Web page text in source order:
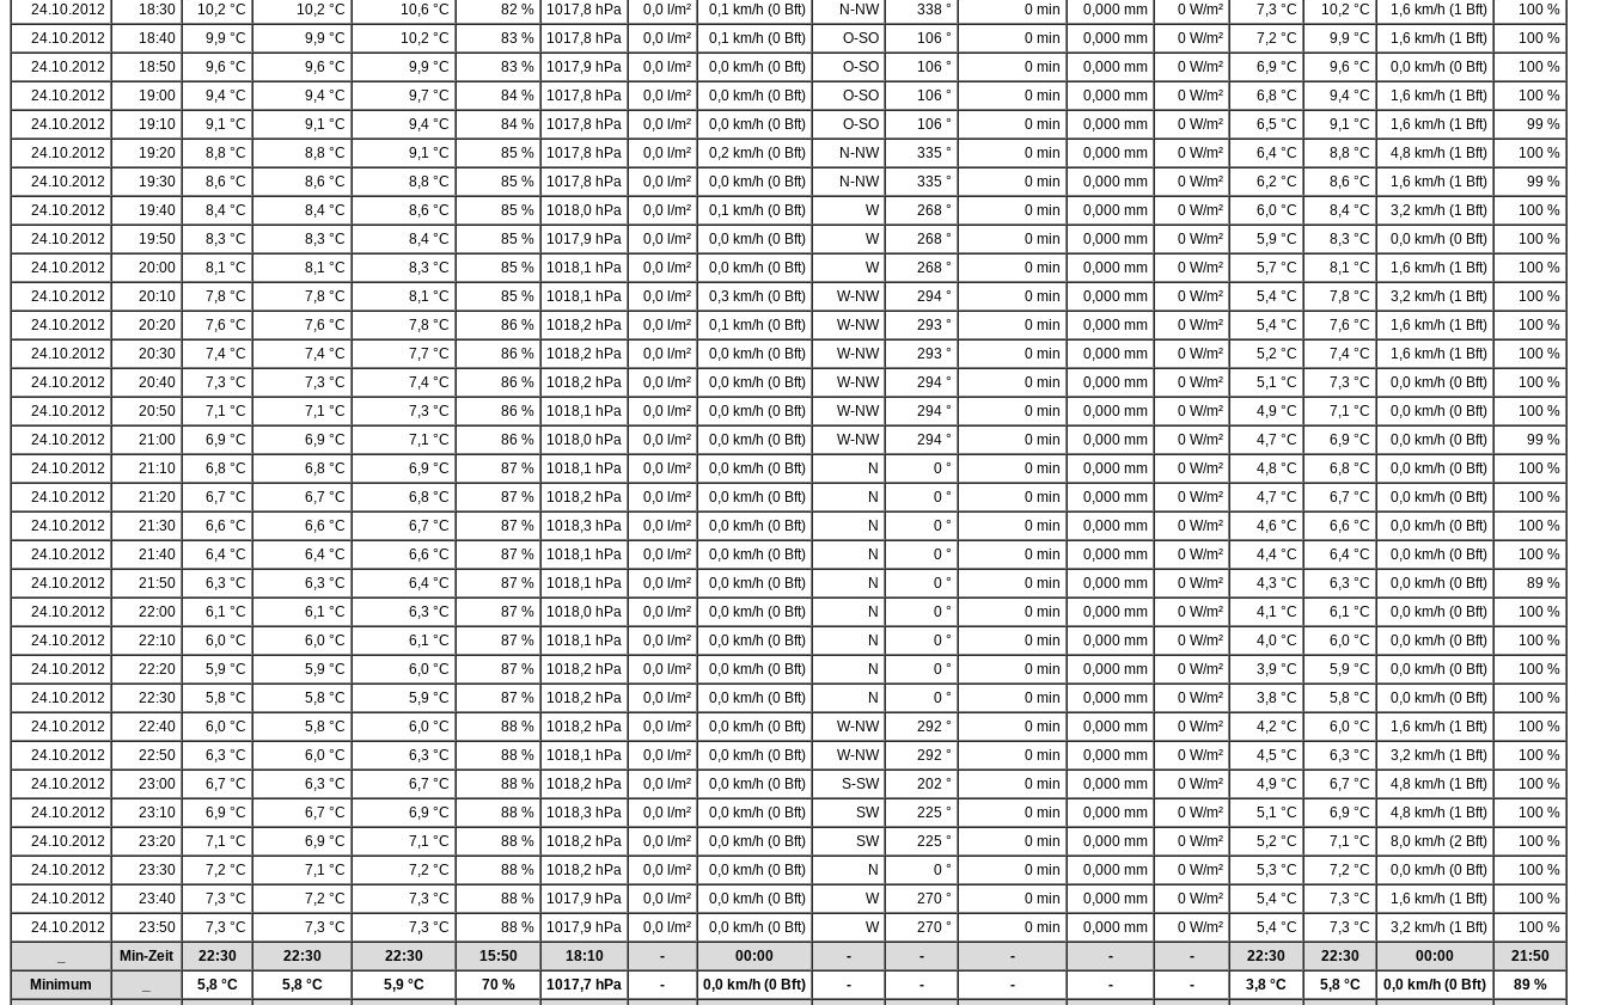
24.10.2012
18:30 10,2 °C 10,2 °C 10,6 °C 82 % 1017,8 hPa 0,0 l/m² 0,1 km/h (0 Bft) N-NW 338 ° 0 min 0,000 mm 0 W/m² 7,3 °C 10,2 °C 1,6 km/h (1 Bft)
100 %
24.10.2012
18:40 9,9 °C 9,9 °C 10,2 °C 83 % 1017,8 hPa 0,0 l/m² 0,1 km/h (0 Bft) O-SO 106 ° 0 min 0,000 mm 0 W/m² 7,2 °C 9,9 °C 1,6 km/h (1 Bft)
100 %
24.10.2012
18:50 9,6 °C 9,6 °C 9,9 °C 83 % 1017,9 hPa 0,0 l/m² 0,0 km/h (0 Bft) O-SO 106 ° 0 min 0,000 mm 0 W/m² 6,9 °C 9,6 °C 0,0 km/h (0 Bft)
100 %
24.10.2012
19:00 9,4 °C 9,4 °C 9,7 °C 84 % 1017,8 hPa 0,0 l/m² 0,0 km/h (0 Bft) O-SO 106 ° 0 min 0,000 mm 0 W/m² 6,8 °C 9,4 °C 1,6 km/h (1 Bft)
100 %
24.10.2012
19:10 9,1 °C 9,1 °C 9,4 °C 84 % 1017,8 hPa 0,0 l/m² 0,0 km/h (0 Bft) O-SO 106 ° 0 min 0,000 mm 0 W/m² 6,5 °C 9,1 °C 1,6 km/h (1 Bft)
99 %
24.10.2012
19:20 8,8 °C 8,8 °C 9,1 °C 85 % 1017,8 hPa 0,0 l/m² 0,2 km/h (0 Bft) N-NW 335 ° 0 min 0,000 mm 0 W/m² 6,4 °C 8,8 °C 4,8 km/h (1 Bft)
100 %
24.10.2012
19:30 8,6 °C 8,6 °C 8,8 °C 85 % 1017,8 hPa 0,0 l/m² 0,0 km/h (0 Bft) N-NW 335 ° 0 min 0,000 mm 0 W/m² 6,2 °C 8,6 °C 1,6 km/h (1 Bft)
99 %
24.10.2012
19:40 8,4 °C 8,4 °C 8,6 °C 85 % 1018,0 hPa 0,0 l/m² 0,1 km/h (0 Bft) W 268 ° 0 min 0,000 mm 0 W/m² 6,0 °C 8,4 °C 3,2 km/h (1 Bft)
100 %
24.10.2012
19:50 8,3 °C 8,3 °C 8,4 °C 85 % 1017,9 hPa 0,0 l/m² 0,0 km/h (0 Bft) W 268 ° 0 min 0,000 mm 0 W/m² 5,9 °C 8,3 °C 0,0 km/h (0 Bft)
100 %
24.10.2012
20:00 8,1 °C 8,1 °C 8,3 °C 85 % 1018,1 hPa 0,0 l/m² 0,0 km/h (0 Bft) W 268 ° 0 min 0,000 mm 0 W/m² 5,7 °C 8,1 °C 1,6 km/h (1 Bft)
100 %
24.10.2012
20:10 7,8 °C 7,8 °C 8,1 °C 85 % 1018,1 hPa 0,0 l/m² 0,3 km/h (0 Bft) W-NW 294 ° 0 min 0,000 mm 0 W/m² 5,4 °C 7,8 °C 3,2 km/h (1 Bft)
100 %
24.10.2012
20:20 7,6 °C 7,6 °C 7,8 °C 86 % 1018,2 hPa 0,0 l/m² 0,1 km/h (0 Bft) W-NW 293 ° 0 min 0,000 mm 0 W/m² 5,4 °C 7,6 °C 1,6 km/h (1 Bft)
100 %
24.10.2012
20:30 7,4 °C 7,4 °C 7,7 °C 86 % 1018,2 hPa 0,0 l/m² 0,0 km/h (0 Bft) W-NW 293 ° 0 min 0,000 mm 0 W/m² 5,2 °C 7,4 °C 1,6 km/h (1 Bft)
100 %
24.10.2012
20:40 7,3 °C 7,3 °C 7,4 °C 86 % 1018,2 hPa 0,0 l/m² 0,0 km/h (0 Bft) W-NW 294 ° 0 min 0,000 mm 0 W/m² 5,1 °C 7,3 °C 0,0 km/h (0 Bft)
100 %
24.10.2012
20:50 7,1 °C 7,1 °C 7,3 °C 86 % 1018,1 hPa 0,0 l/m² 0,0 km/h (0 Bft) W-NW 294 ° 0 min 0,000 mm 0 W/m² 4,9 °C 7,1 °C 0,0 km/h (0 Bft)
100 %
24.10.2012
21:00 6,9 °C 6,9 °C 7,1 °C 86 % 1018,0 hPa 0,0 l/m² 0,0 km/h (0 Bft) W-NW 294 ° 0 min 0,000 mm 0 W/m² 4,7 °C 6,9 °C 0,0 km/h (0 Bft)
99 %
24.10.2012
21:10 6,8 °C 6,8 °C 6,9 °C 87 % 1018,1 hPa 0,0 l/m² 0,0 km/h (0 Bft) N 0 ° 0 min 0,000 mm 0 W/m² 4,8 °C 6,8 °C 0,0 km/h (0 Bft)
100 %
24.10.2012
21:20 6,7 °C 6,7 °C 6,8 °C 87 % 1018,2 hPa 0,0 l/m² 0,0 km/h (0 Bft) N 0 ° 0 min 0,000 mm 0 W/m² 4,7 °C 6,7 °C 0,0 km/h (0 Bft)
100 %
24.10.2012
21:30 6,6 °C 6,6 °C 6,7 °C 87 % 1018,3 hPa 0,0 l/m² 0,0 km/h (0 Bft) N 0 ° 0 min 0,000 mm 0 W/m² 4,6 °C 6,6 °C 0,0 km/h (0 Bft)
100 %
24.10.2012
21:40 6,4 °C 6,4 °C 6,6 °C 87 % 1018,1 hPa 0,0 l/m² 0,0 km/h (0 Bft) N 0 ° 0 min 0,000 mm 0 W/m² 4,4 °C 6,4 °C 0,0 km/h (0 Bft)
100 %
24.10.2012
21:50 6,3 °C 6,3 °C 6,4 °C 87 % 1018,1 hPa 0,0 l/m² 0,0 km/h (0 Bft) N 0 ° 0 min 0,000 mm 0 W/m² 4,3 °C 6,3 °C 0,0 km/h (0 Bft)
89 %
24.10.2012
22:00 6,1 °C 6,1 °C 6,3 °C 87 % 1018,0 hPa 0,0 l/m² 0,0 km/h (0 Bft) N 0 ° 0 min 0,000 mm 0 W/m² 4,1 °C 6,1 °C 0,0 km/h (0 Bft)
100 %
24.10.2012
22:10 6,0 °C 6,0 °C 6,1 °C 87 % 1018,1 hPa 0,0 l/m² 0,0 km/h (0 Bft) N 0 ° 0 min 0,000 mm 0 W/m² 4,0 °C 6,0 °C 0,0 km/h (0 Bft)
100 %
24.10.2012
22:20 5,9 °C 5,9 °C 6,0 °C 87 % 1018,2 hPa 0,0 l/m² 0,0 km/h (0 Bft) N 0 ° 0 min 0,000 mm 0 W/m² 3,9 °C 5,9 °C 0,0 km/h (0 Bft)
100 %
24.10.2012
22:30 5,8 °C 5,8 °C 5,9 °C 87 % 1018,2 hPa 0,0 l/m² 0,0 km/h (0 Bft) N 0 ° 0 min 0,000 mm 0 W/m² 3,8 °C 5,8 °C 0,0 km/h (0 Bft)
100 %
24.10.2012
22:40 6,0 °C 5,8 °C 6,0 °C 88 % 1018,2 hPa 0,0 l/m² 0,0 km/h (0 Bft) W-NW 292 ° 0 min 0,000 mm 0 W/m² 4,2 °C 6,0 °C 1,6 km/h (1 Bft)
100 %
24.10.2012
22:50 6,3 °C 6,0 °C 6,3 °C 88 % 1018,1 hPa 0,0 l/m² 0,0 km/h (0 Bft) W-NW 292 ° 0 min 0,000 mm 0 W/m² 4,5 °C 6,3 °C 3,2 km/h (1 Bft)
100 %
24.10.2012
23:00 6,7 °C 6,3 °C 6,7 °C 88 % 1018,2 hPa 0,0 l/m² 0,0 km/h (0 Bft) S-SW 202 ° 0 min 0,000 mm 0 W/m² 4,9 °C 6,7 °C 4,8 km/h (1 Bft)
100 %
24.10.2012
23:10 6,9 °C 6,7 °C 6,9 °C 88 % 1018,3 hPa 0,0 l/m² 0,0 km/h (0 Bft) SW 225 ° 0 min 0,000 mm 0 W/m² 5,1 °C 6,9 °C 4,8 km/h (1 Bft)
100 %
24.10.2012
23:20 7,1 °C 6,9 °C 7,1 °C 88 % 1018,2 hPa 0,0 l/m² 0,0 km/h (0 Bft) SW 225 ° 0 min 0,000 mm 0 W/m² 5,2 °C 7,1 °C 8,0 km/h (2 Bft)
100 %
24.10.2012
23:30 7,2 °C 7,1 °C 7,2 °C 88 % 1018,2 hPa 0,0 l/m² 0,0 km/h (0 Bft) N 0 ° 0 min 0,000 mm 0 W/m² 5,3 °C 7,2 °C 0,0 km/h (0 Bft)
100 %
24.10.2012
23:40 7,3 °C 7,2 °C 7,3 °C 88 % 1017,9 hPa 0,0 l/m² 0,0 km/h (0 Bft) W 270 ° 0 min 0,000 mm 0 W/m² 5,4 °C 7,3 °C 1,6 km/h (1 Bft)
100 %
24.10.2012
23:50 7,3 °C 7,3 °C 7,3 °C 88 % 1017,9 hPa 0,0 l/m² 0,0 km/h (0 Bft) W 270 ° 0 min 0,000 mm 0 W/m² 5,4 °C 7,3 °C 3,2 km/h (1 Bft)
100 %
Min-Zeit 22:30 22:30 22:30 15:50 18:10 - 00:00 - - - - - 22:30 22:30 00:00
21:50
Minimum
5,8 °C 5,8 °C 5,9 °C 70 % 1017,7 hPa - 0,0 km/h (0 Bft) - - - - - 3,8 °C 5,8 °C 0,0 km/h (0 Bft) 89 %